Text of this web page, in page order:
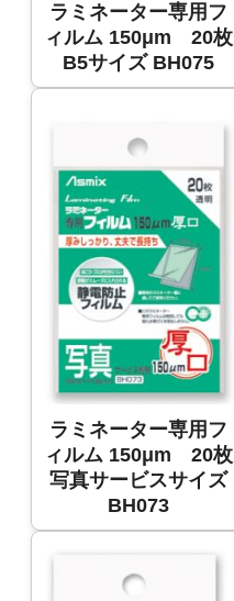
ラミネーター専用フ
ィルム 150μm 20枚
B5サイズ BH075
ラミネーター専用フ
ィルム 150μm 20枚
写真サービスサイズ
BH073